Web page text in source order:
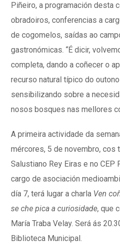
Piñeiro, a programación desta
obradoiros, conferencias a
de cogomelos, saídas ao
gastronómicas. “É dicir,
completa, dando a coñecer o
recurso natural típico do
sensibilizando sobre a
nosos bosques nas mellores
A primeira actividade da
mércores, 5 de novembro, cos
Salustiano Rey Eiras e no CEP
cargo de asociación
día 7, terá lugar a charla Ven
se che pica a curiosidade, que
María Traba Velay. Será ás
Biblioteca Municipal.